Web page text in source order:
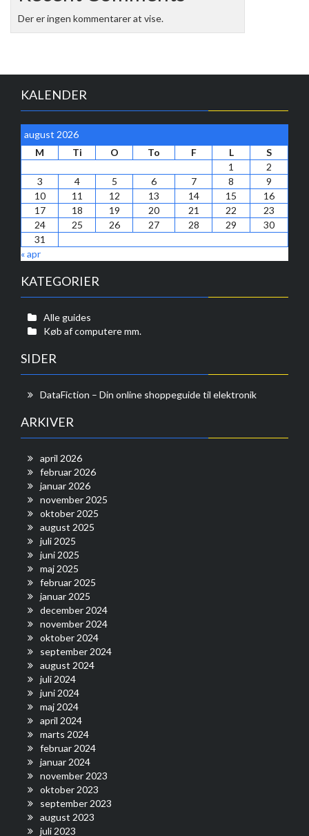
Der er ingen kommentarer at vise.
KALENDER
august 2026
M
Ti O To F L
S
1
2
3
4 5 6 7 8
9
10
11 12 13 14 15
16
17
18 19 20 21 22
23
24
25 26 27 28 29
30
31
« apr
KATEGORIER
Alle guides
Køb af computere mm.
SIDER
DataFiction – Din online shoppeguide til elektronik
ARKIVER
april 2026
februar 2026
januar 2026
november 2025
oktober 2025
august 2025
juli 2025
juni 2025
maj 2025
februar 2025
januar 2025
december 2024
november 2024
oktober 2024
september 2024
august 2024
juli 2024
juni 2024
maj 2024
april 2024
marts 2024
februar 2024
januar 2024
november 2023
oktober 2023
september 2023
august 2023
juli 2023